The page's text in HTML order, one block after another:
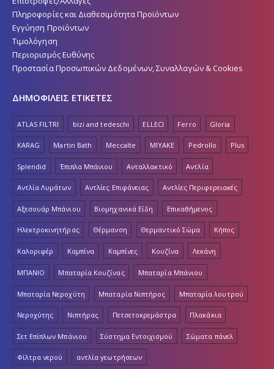
Πληροφορίες και Διαθεσιμότητα Προϊόντων
Εγγύηση Προϊόντων
Τιμολόγηση
Περιορισμός Ευθύνης
Προστασία Προσωπικών Δεδομένων, Συναλλαγών & Cookies
ΔΗΜΟΦΙΛΕΙΣ ΕΤΙΚΕΤΕΣ
ATLAS FILTRI bizi and tedeschi ELLECI Ferro Gloria
KARAG Martin Bath Meccalte MIYAKE Pedrollo Plus
Splendid Έπιπλα Μπάνιου Ανταλλακτικό Αντλία
Αντλία Λυμάτων Αντλίες Επιφάνειας Αντλίες Περιφερειακές
Αξεσουάρ Μπάνιου Βιομηχανικά Είδη Επικαθήμενος
Ηλεκτροκινητήρας Θέρμανση Θερμαντικό Σώμα Κήπος
Καλοριφέρ Καμπίνα Καμπίνες Κουζίνα Λεκάνη
ΜΠΑΝΙΟ Μπαταρία Κουζίνας Μπαταρία Μπάνιου
Μπαταρία Νεροχύτη Μπαταρία Νιπτήρος Μπαταρία λουτρού
Νεροχύτης Νιπτήρας Πετσετοκρεμάστρα Πλακάκια
Σετ Επίπλων Μπάνιου Σύστημα Εντοιχισμού Σώματα πάνελ
Φίλτρα νερού αντλία γεωτρήσεων